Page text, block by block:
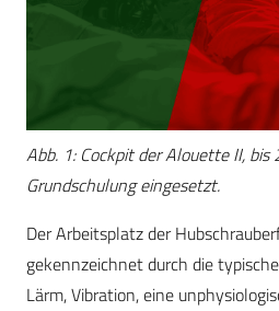
Abb. 1: Cockpit der Alouette II,
Grundschulung eingesetzt.
Der Arbeitsplatz der
gekennzeichnet durch die
Lärm, Vibration, eine